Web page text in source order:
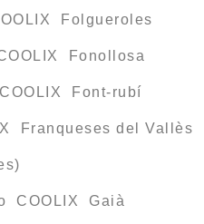
Folgueroles
Fonollosa
Font-rubí
Franqueses del Vallès
COOLIX Gaià